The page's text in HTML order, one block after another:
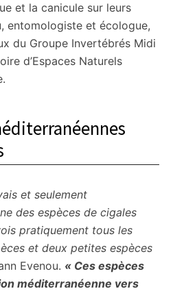
et la canicule sur leurs
entomologiste et écologue,
du Groupe Invertébrés Midi
d’Espaces Naturels
et seulement
des espèces de cigales
pratiquement tous les
et deux petites espèces
Evenou. « Ces espèces
méditerranéenne vers